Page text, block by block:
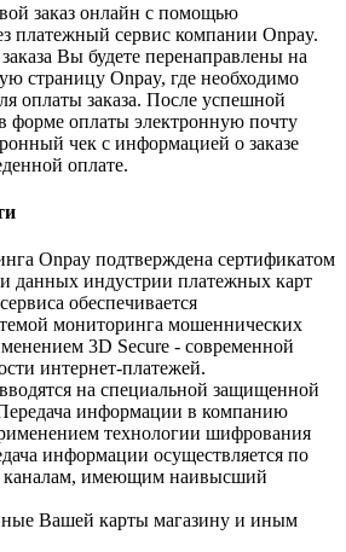
заказ онлайн с помощью
платежный сервис компании Onpay.
Вы будете перенаправлены на
страницу Onpay, где необходимо
оплаты заказа. После успешной
форме оплаты электронную почту
чек с информацией о заказе
оплате.
Onpay подтверждена сертификатом
данных индустрии платежных карт
обеспечивается
мониторинга мошеннических
3D Secure - современной
интернет-платежей.
на специальной защищенной
информации в компанию
технологии шифрования
информации осуществляется по
каналам, имеющим наивысший
Вашей карты магазину и иным